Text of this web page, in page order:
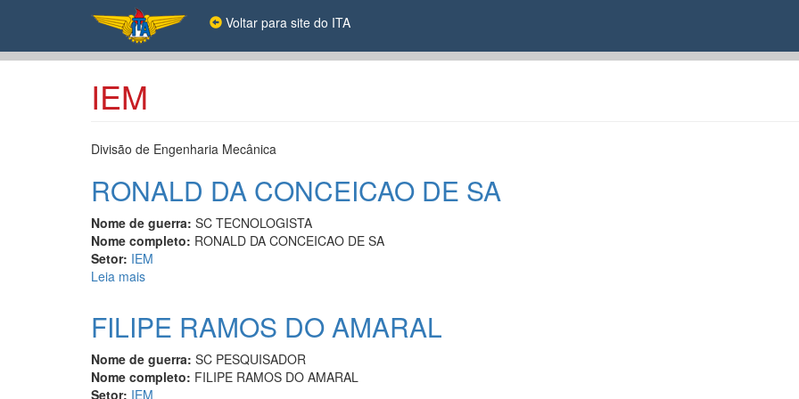
conteúdo
Voltar para site do ITA
IEM
Divisão de Engenharia Mecânica
RONALD DA CONCEICAO DE SA
Nome de guerra: SC TECNOLOGISTA
Nome completo: RONALD DA CONCEICAO DE SA
Setor: IEM
Leia mais
CONCEICAO
SA
FILIPE RAMOS DO AMARAL
Nome de guerra: SC PESQUISADOR
Nome completo: FILIPE RAMOS DO AMARAL
Setor: IEM